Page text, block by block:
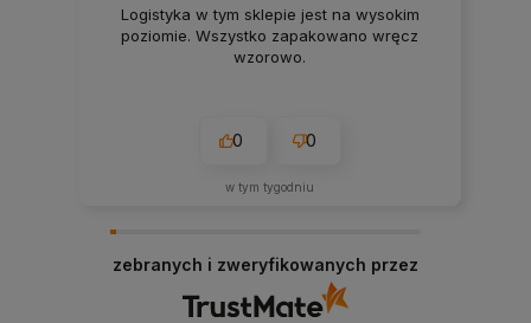
Logistyka w tym sklepie jest na wysokim
poziomie. Wszystko zapakowano wręcz
wzorowo.
0 0
w tym tygodniu
zebranych i zweryfikowanych przez